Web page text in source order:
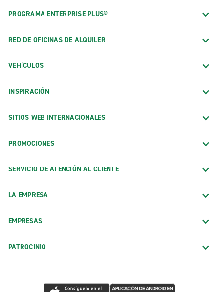
PROGRAMA ENTERPRISE PLUS®
RED DE OFICINAS DE ALQUILER
VEHÍCULOS
INSPIRACIÓN
SITIOS WEB INTERNACIONALES
PROMOCIONES
SERVICIO DE ATENCIÓN AL CLIENTE
LA EMPRESA
EMPRESAS
PATROCINIO